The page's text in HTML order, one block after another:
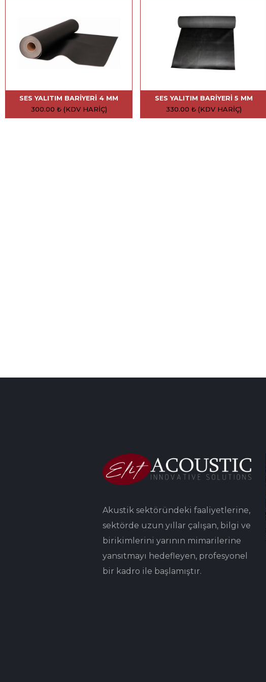
SES YALITIM BARIYERI 4 MM
300.00 ₺ (KDV HARIÇ)
SES YALITIM BARIYERI 5 MM
330.00₺ (KDV HARIÇ)
Akustik sektöründeki faaliyetlerine,
sektörde uzun yıllar çalışan, bilgi ve
birikimlerini yarının mimarilerine
yansıtmayı hedefleyen, profesyonel
bir kadro ile başlamıştır.